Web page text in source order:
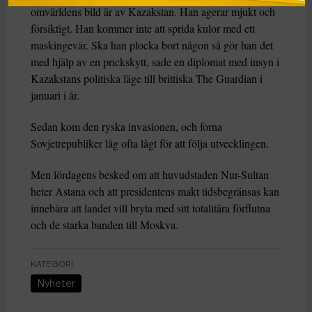
omvärldens bild är av Kazakstan. Han agerar mjukt och
försiktigt. Han kommer inte att sprida kulor med ett
maskingevär. Ska han plocka bort någon så gör han det
med hjälp av en prickskytt, sade en diplomat med insyn i
Kazakstans politiska läge till brittiska The Guardian i
januari i år.
Sedan kom den ryska invasionen, och forna
Sovjetrepubliker låg ofta lågt för att följa utvecklingen.
Men lördagens besked om att huvudstaden Nur-Sultan
heter Astana och att presidentens makt tidsbegränsas kan
innebära att landet vill bryta med sitt totalitära förflutna
och de starka banden till Moskva.
KATEGORI
Nyheter